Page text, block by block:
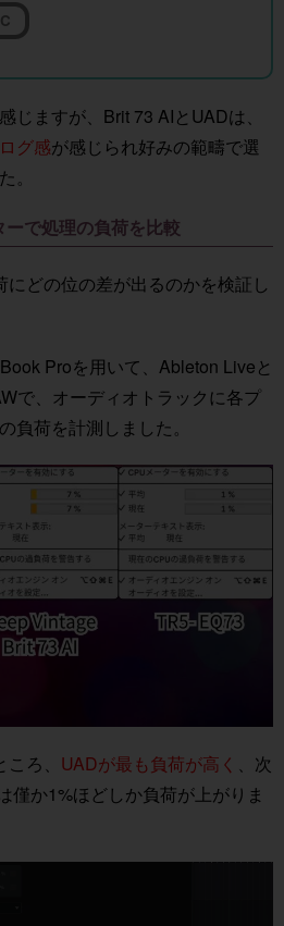
C
じますが、Brit 73 AIとUADは、
グ感が感じられ好みの範疇で選
。
で処理の負荷を比較
どの位の差が出るのかを検証し
Proを用いて、Ableton Liveと
で、オーディオトラックに各プ
負荷を計測しました。
ろ、 UADが最も負荷が高く 、次
僅か1%ほどしか負荷が上がりま